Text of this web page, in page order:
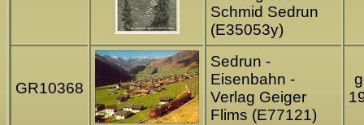
Schmid Sedrun
(E35053y)
GR10368
Sedrun -
Eisenbahn -
Verlag Geiger
Flims (E77121)